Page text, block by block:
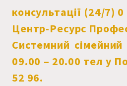
консультації (24/7)
Центр-Ресурс
Системний сімейний
09.00 – 20.00 тел у
52 96.